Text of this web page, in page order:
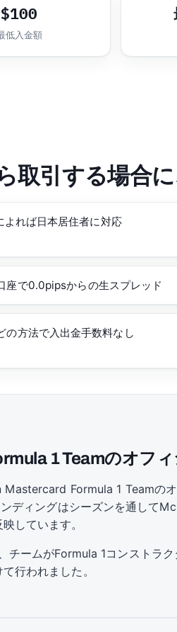
$100
低入金額
取引する場合
よれば日本居住者に対応
座で0.0pipsからの生スプレッド
の方法で入出金手数料なし
1 Teamのオフ
Formula 1 Teamの
ディングはシーズンを通して
しています。
チームがFormula 1コンストラ
行われました。